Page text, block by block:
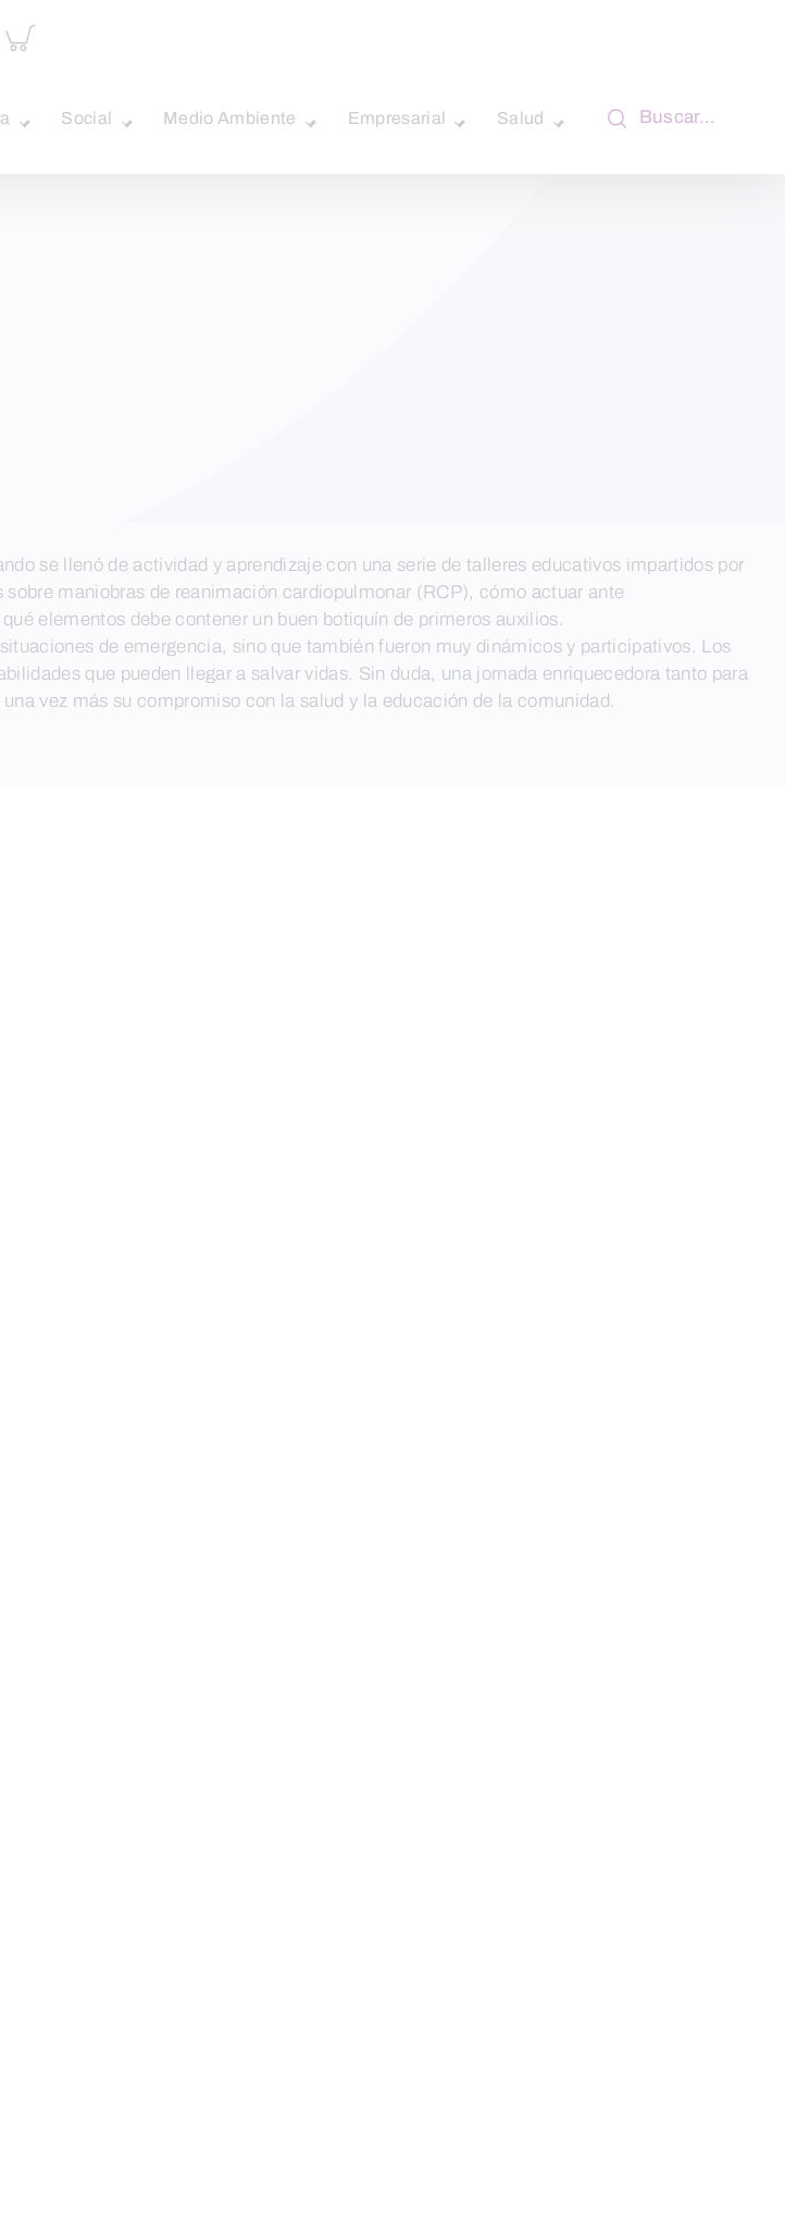
Inspeccionar
carrito
Social Medio Ambiente Empresarial Salud Buscar…
se llenó de actividad y aprendizaje con una serie de talleres educativos impartidos por
maniobras de reanimación cardiopulmonar (RCP), cómo actuar ante
elementos debe contener un buen botiquín de primeros auxilios.
de emergencia, sino que también fueron muy dinámicos y participativos. Los
que pueden llegar a salvar vidas. Sin duda, una jornada enriquecedora tanto para
vez más su compromiso con la salud y la educación de la comunidad.